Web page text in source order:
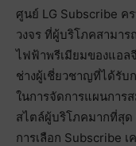
ศูนย์ LG Subscribe ค
วงจร ที่ผู้บริโภคสามาร
ไฟฟ้าพรีเมียมของแอล
ช่างผู้เชี่ยวชาญที่ได้รับ
ในการจัดการแผนการ
สไตล์ผู้บริโภคมากที่สุด
การเลือก Subscribe